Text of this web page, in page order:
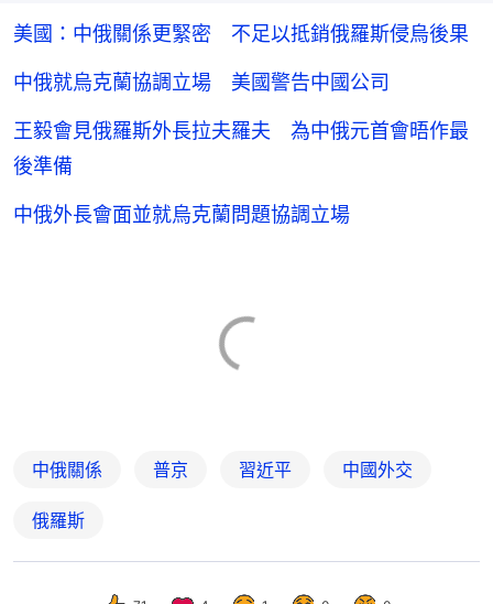
美國：中俄關係更緊密 不足以抵銷俄羅斯侵烏後果
中俄就烏克蘭協調立場 美國警告中國公司
王毅會見俄羅斯外長拉夫羅夫 為中俄元首會晤作最
後準備
中俄外長會面並就烏克蘭問題協調立場
中俄關係 普京 習近平 中國外交
俄羅斯